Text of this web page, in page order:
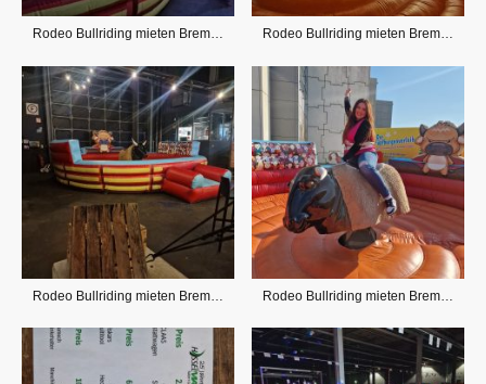
Rodeo Bullriding mieten Bremen, OHZ und Umland Rodeo Bullriding mieten Bremen, OHZ und Umland
Rodeo Bullriding mieten Bremen, OHZ und Umland Rodeo Bullriding mieten Bremen, OHZ und Umland